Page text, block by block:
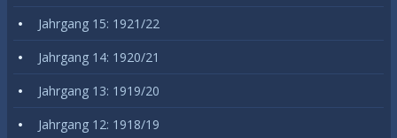
Jahrgang 15: 1921/22
Jahrgang 14: 1920/21
Jahrgang 13: 1919/20
Jahrgang 12: 1918/19